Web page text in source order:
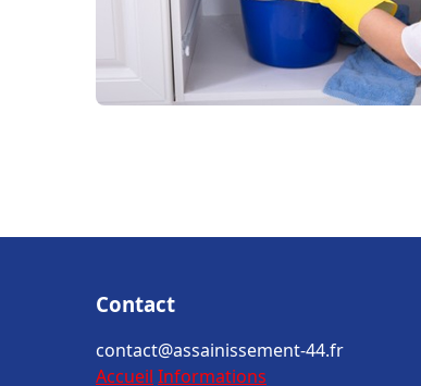
Contact
contact@assainissement-44.fr
Accueil Informations